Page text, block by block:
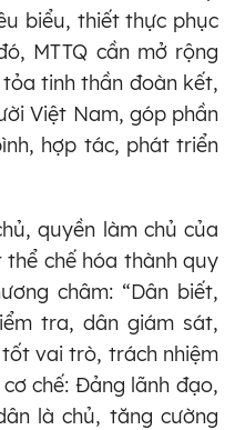
biểu, thiết thực phục
MTTQ cần mở rộng
tinh thần đoàn kết,
Việt Nam, góp phần
hợp tác, phát triển
quyền làm chủ của
chế hóa thành quy
châm: “Dân biết,
tra, dân giám sát,
vai trò, trách nhiệm
chế: Đảng lãnh đạo,
là chủ, tăng cường